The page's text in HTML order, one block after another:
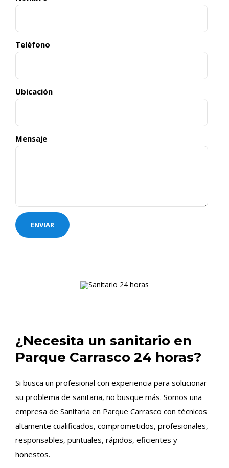
Teléfono
Ubicación
Mensaje
¿Necesita un sanitario en
Parque Carrasco 24 horas?
Si busca un profesional con experiencia para solucionar
su problema de sanitaria, no busque más. Somos una
empresa de Sanitaria en Parque Carrasco con técnicos
altamente cualificados, comprometidos, profesionales,
responsables, puntuales, rápidos, eficientes y
honestos.